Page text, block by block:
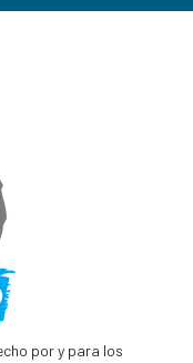
por y para los